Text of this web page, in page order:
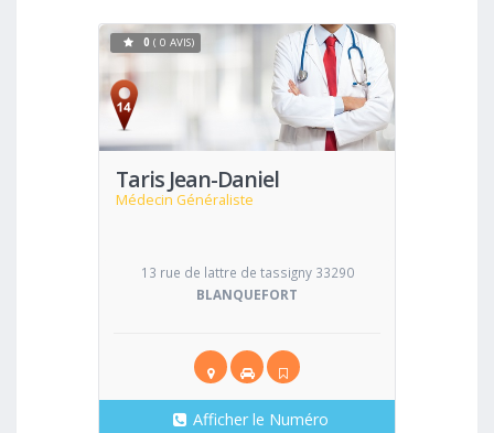
Taris Jean-Daniel
Médecin Généraliste
Voir
0 ( 0 AVIS)
13 rue de lattre de tassigny 33290
BLANQUEFORT
Afficher le Numéro